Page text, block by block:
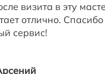
визита в эту
отлично. Спасибо
сервис!